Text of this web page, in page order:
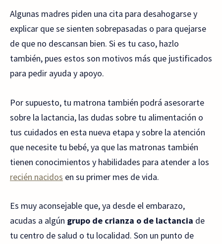
Algunas madres piden una cita para desahogarse y
explicar que se sienten sobrepasadas o para quejarse
de que no descansan bien. Si es tu caso, hazlo
también, pues estos son motivos más que justificados
para pedir ayuda y apoyo.
Por supuesto, tu matrona también podrá asesorarte
sobre la lactancia, las dudas sobre tu alimentación o
tus cuidados en esta nueva etapa y sobre la atención
que necesite tu bebé, ya que las matronas también
tienen conocimientos y habilidades para atender a los
recién nacidos en su primer mes de vida.
Es muy aconsejable que, ya desde el embarazo,
acudas a algún grupo de crianza o de lactancia de
tu centro de salud o tu localidad. Son un punto de